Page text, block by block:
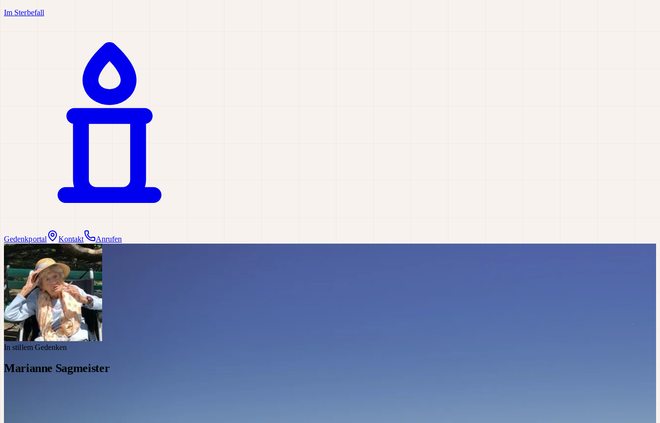
Im Sterbefall
Gedenkportal Kontakt Anrufen
In stillem Gedenken
Marianne Sagmeister